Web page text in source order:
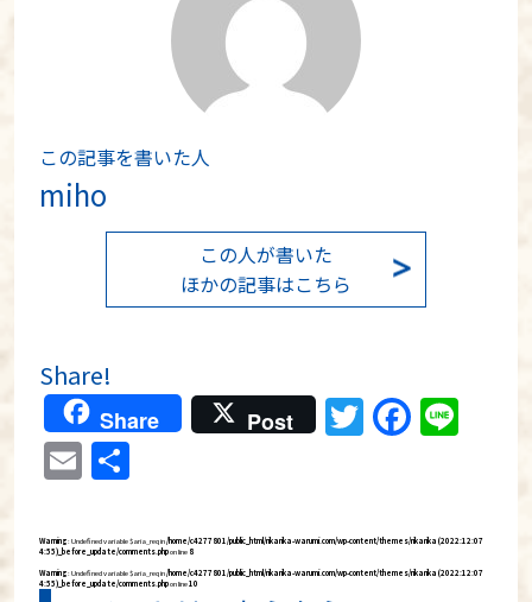
この記事を書いた人
miho
この人が書いた
ほかの記事はこちら
Share!
Share Post Twitter
Email
Warning: Undefined variable $aria_req in/home/c4277801/public_html/rikarika-warumi.com/wp-content/themes/rikarika (2022:12:07
4:55)_before_update/comments.phpon line 8
Warning: Undefined variable $aria_req in/home/c4277801/public_html/rikarika-warumi.com/wp-content/themes/rikarika (2022:12:07
4:55)_before_update/comments.phpon line10